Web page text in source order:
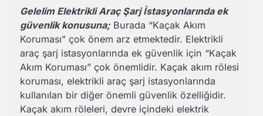
Gelelim Elektrikli Araç Şarj İstasyonlarında ek
güvenlik konusuna; Burada “Kaçak Akım
Koruması” çok önem arz etmektedir. Elektrikli
araç şarj istasyonlarında ek güvenlik için “Kaçak
Akım Koruması” çok önemlidir. Kaçak akım rölesi
koruması, elektrikli araç şarj istasyonlarında
kullanılan bir diğer önemli güvenlik özelliğidir.
Kaçak akım röleleri, devre içindeki elektrik